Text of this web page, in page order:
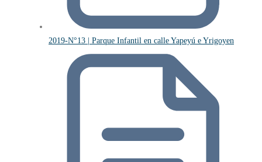
2019-N°13 | Parque Infantil en calle Yapeyú e Yrigoyen